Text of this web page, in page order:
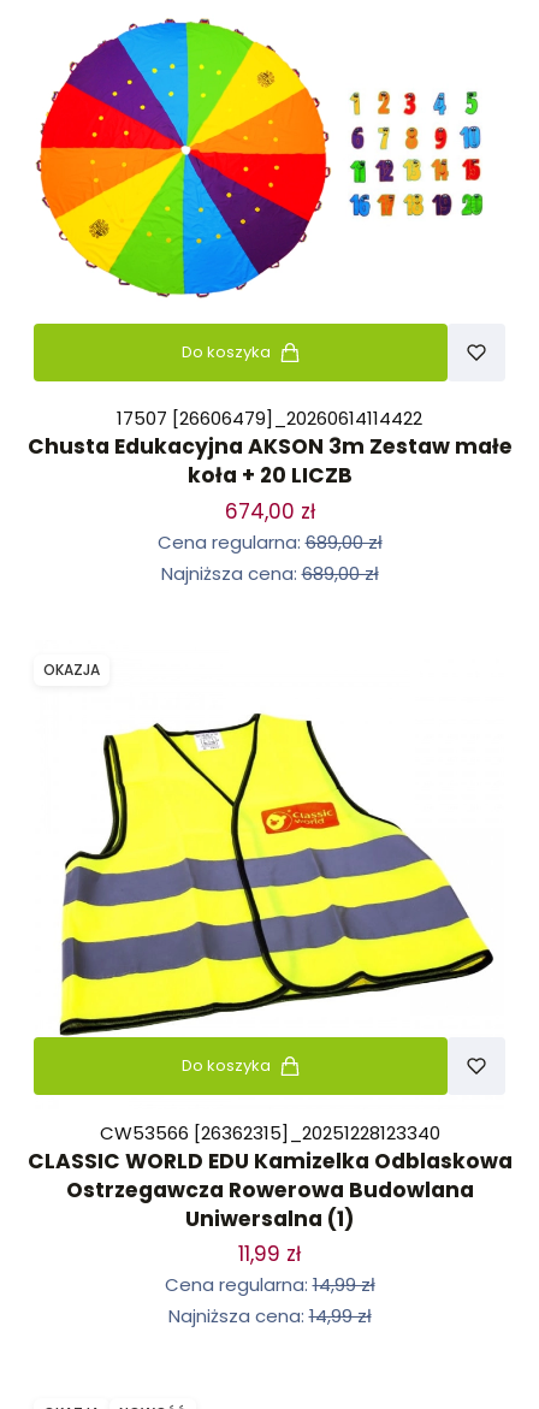
Do koszyka
17507 [26606479]_20260614114422
Chusta Edukacyjna AKSON 3m Zestaw małe
koła + 20 LICZB
674,00 zł
Cena regularna: 689,00 zł
Najniższa cena: 689,00 zł
OKAZJA
Do koszyka
CW53566 [26362315]_20251228123340
CLASSIC WORLD EDU Kamizelka Odblaskowa
Ostrzegawcza Rowerowa Budowlana
Uniwersalna (1)
11,99 zł
Cena regularna: 14,99 zł
Najniższa cena: 14,99 zł